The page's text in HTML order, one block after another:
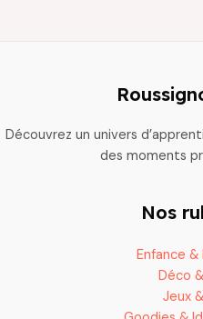
Découvrez un univers
des moments
Nos
Enfance
Déco
Jeux